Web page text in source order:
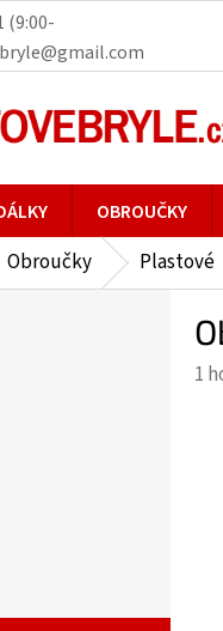
(9:00-
OBROUČKY
Obroučky Plastové
1